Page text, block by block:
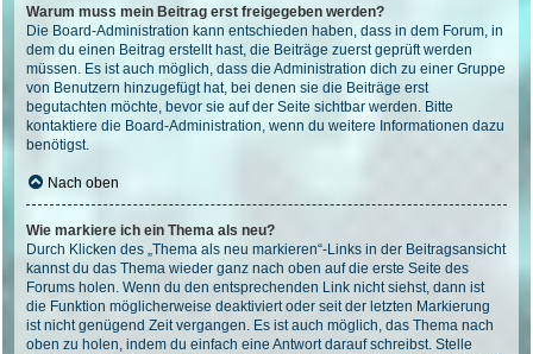
Warum muss mein Beitrag erst freigegeben werden?
Die Board-Administration kann entschieden haben, dass in dem Forum, in
dem du einen Beitrag erstellt hast, die Beiträge zuerst geprüft werden
müssen. Es ist auch möglich, dass die Administration dich zu einer Gruppe
von Benutzern hinzugefügt hat, bei denen sie die Beiträge erst
begutachten möchte, bevor sie auf der Seite sichtbar werden. Bitte
kontaktiere die Board-Administration, wenn du weitere Informationen dazu
benötigst.
Nach oben
Wie markiere ich ein Thema als neu?
Durch Klicken des „Thema als neu markieren“-Links in der Beitragsansicht
kannst du das Thema wieder ganz nach oben auf die erste Seite des
Forums holen. Wenn du den entsprechenden Link nicht siehst, dann ist
die Funktion möglicherweise deaktiviert oder seit der letzten Markierung
ist nicht genügend Zeit vergangen. Es ist auch möglich, das Thema nach
oben zu holen, indem du einfach eine Antwort darauf schreibst. Stelle